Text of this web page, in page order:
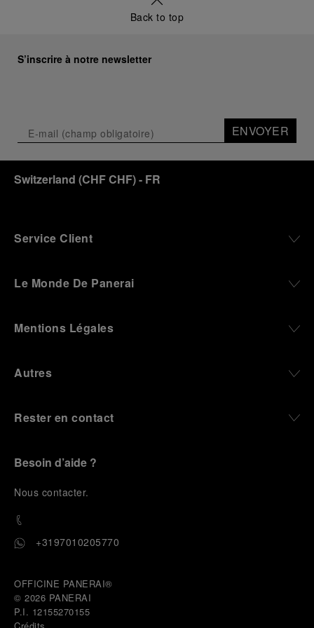
Back to top
S’inscrire à notre newsletter
ENVOYER
Switzerland (CHF CHF)- FR
Service Client
Le Monde De Panerai
Mentions Légales
Autres
Rester en contact
Besoin d’aide ?
Nous contacter.
+3197010205770
OFFICINE PANERAI®
© 2026 PANERAI
P.I. 12155270155